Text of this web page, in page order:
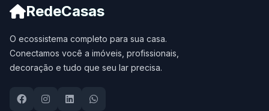
RedeCasas
O ecossistema completo para sua casa.
Conectamos você a imóveis, profissionais,
decoração e tudo que seu lar precisa.